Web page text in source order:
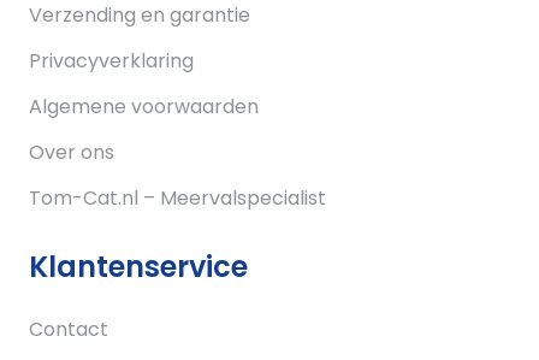
Verzending en garantie
Privacyverklaring
Algemene voorwaarden
Over ons
Tom-Cat.nl – Meervalspecialist
Klantenservice
Contact